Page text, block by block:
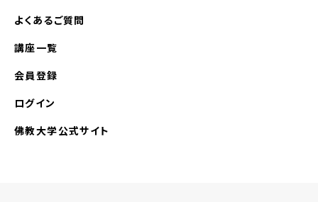
よくあるご質問
講座一覧
会員登録
ログイン
佛教大学公式サイト